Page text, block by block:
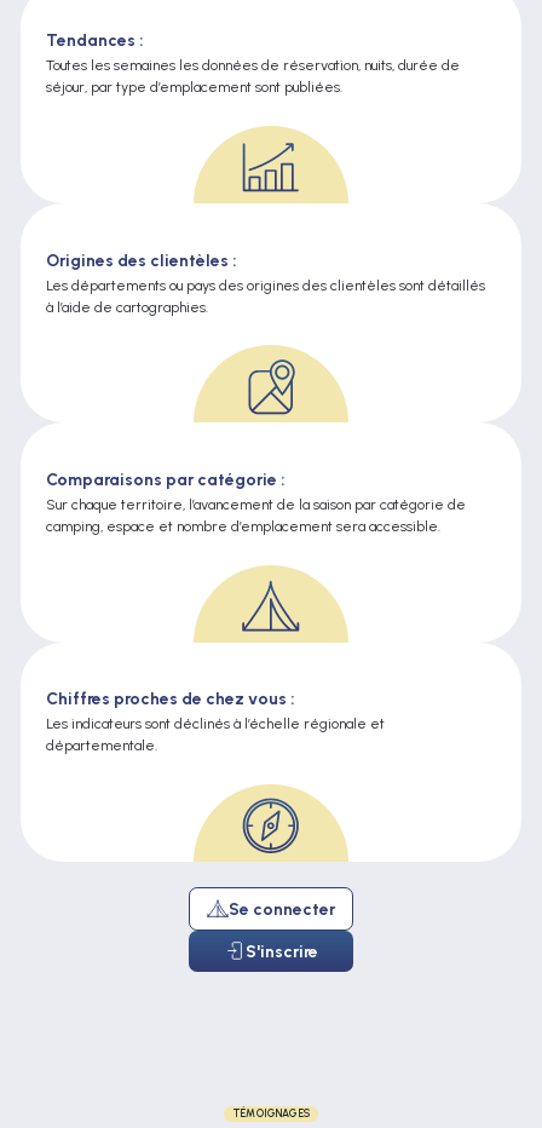
Tendances :
Toutes les semaines les données de réservation, nuits, durée de
séjour, par type d’emplacement sont publiées.
Origines des clientèles :
Les départements ou pays des origines des clientèles sont détaillés
à l’aide de cartographies.
Comparaisons par catégorie :
Sur chaque territoire, l’avancement de la saison par catégorie de
camping, espace et nombre d’emplacement sera accessible.
Chiffres proches de chez vous :
Les indicateurs sont déclinés à l’échelle régionale et
départementale.
Se connecter
S'inscrire
TÉMOIGNAGES